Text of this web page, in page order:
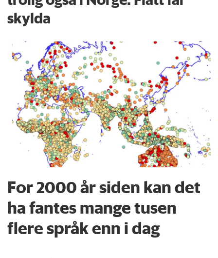
skylda
For 2000 år siden kan det
ha fantes mange tusen
flere språk enn i dag